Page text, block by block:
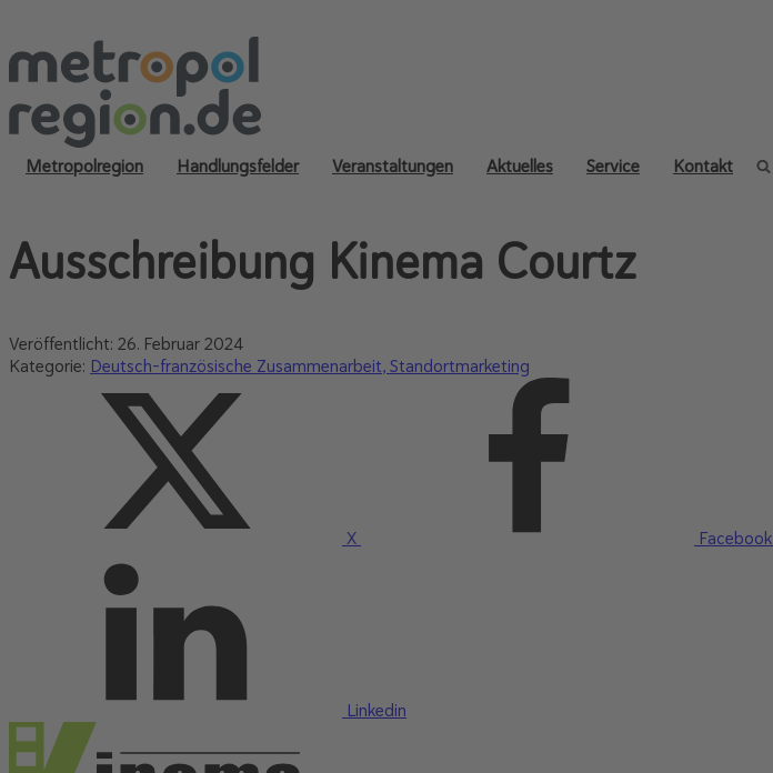
Metropolregion Handlungsfelder Veranstaltungen Aktuelles Service Kontakt
Ausschreibung Kinema Courtz
Veröffentlicht: 26. Februar 2024
Kategorie: Deutsch-französische Zusammenarbeit Standortmarketing
X Facebook
Linkedin